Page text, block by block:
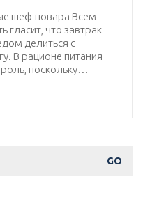
шеф-повара Всем
гласит, что завтрак
делиться с
В рационе питания
поскольку…